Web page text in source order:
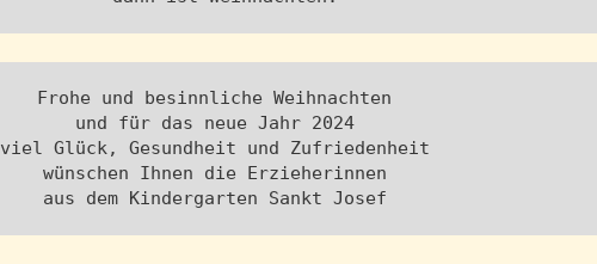
Frohe und besinnliche Weihnachten
und für das neue Jahr 2024
viel Glück, Gesundheit und Zufriedenheit
wünschen Ihnen die Erzieherinnen
aus dem Kindergarten Sankt Josef